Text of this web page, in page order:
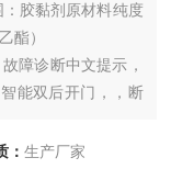
胶黏剂原材料纯度
酯）
障诊断中文提示，
能双后开门，，断
： 生产厂家